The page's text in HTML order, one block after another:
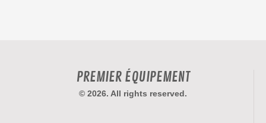
PREMIER ÉQUIPEMENT
© 2026. All rights reserved.